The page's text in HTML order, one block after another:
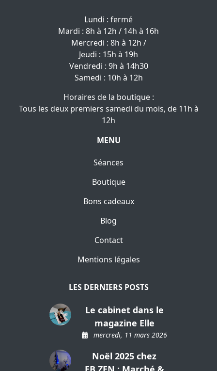
Lundi : fermé
Mardi : 8h à 12h / 14h à 16h
Mercredi : 8h à 12h /
Jeudi : 15h à 19h
Vendredi : 9h à 14h30
Samedi : 10h à 12h
Horaires de la boutique :
Tous les deux premiers samedi du mois, de 11h à
12h
MENU
Séances
Boutique
Bons cadeaux
Blog
Contact
Mentions légales
LES DERNIERS POSTS
Le cabinet dans le
magazine Elle
mercredi, 11 mars 2026
Noël 2025 chez